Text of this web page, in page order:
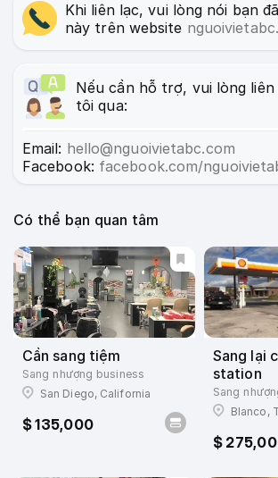
Khi liên lạc, vui lòng nói bạn
này trên website
Nếu cần hỗ trợ, vui lòng
tôi qua:
Email: hello@nguoivietabc.com
Facebook: facebook.com/
Có thể bạn quan tâm
Cần sang tiệm
Sang nhượng business
San Diego, California
$ 135,000
Sang lại
station
Sang
Blanco,
$